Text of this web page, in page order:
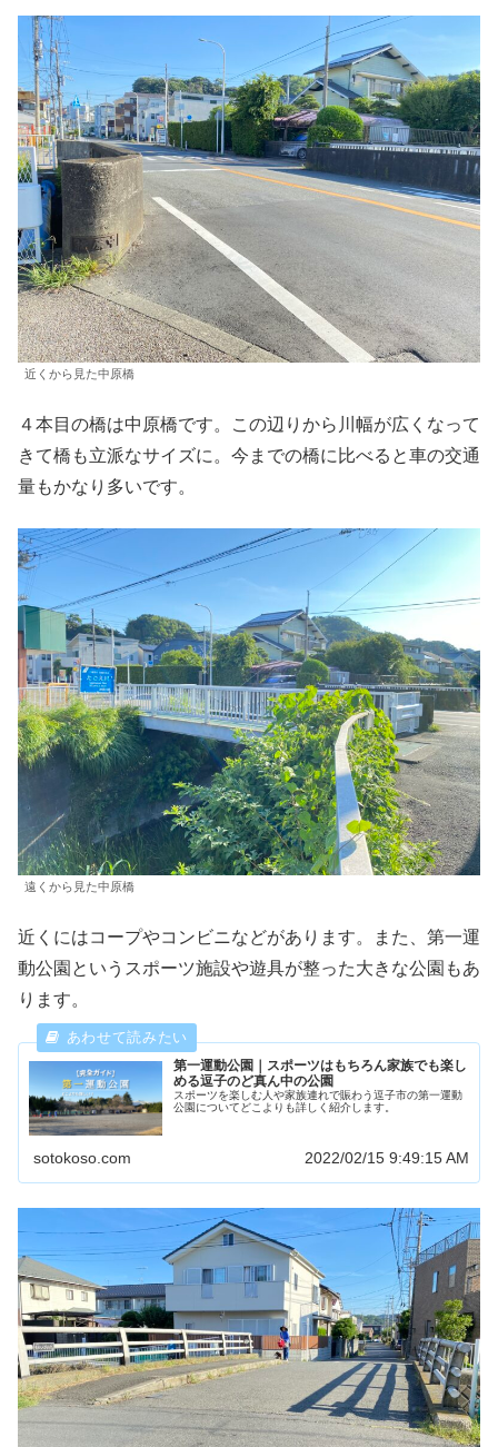
近くから見た中原橋
４本目の橋は中原橋です。この辺りから川幅が広くなって
きて橋も立派なサイズに。今までの橋に比べると車の交通
量もかなり多いです。
遠くから見た中原橋
近くにはコープやコンビニなどがあります。また、第一運
動公園というスポーツ施設や遊具が整った大きな公園もあ
ります。
第一運動公園｜スポーツはもちろん家族でも楽し
める逗子のど真ん中の公園
スポーツを楽しむ人や家族連れで賑わう逗子市の第一運動
公園についてどこよりも詳しく紹介します。
sotokoso.com 2022/02/15 9:49:15 AM